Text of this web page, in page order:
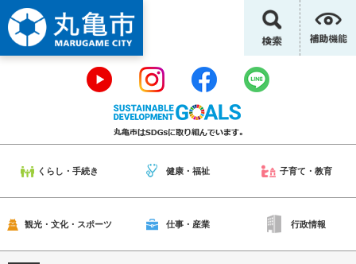
ー
ジ
の
。
ニ
ュ
ー
て
くらし・手続き 健康・福祉 子育て・教育
観光・文化・スポーツ 仕事・産業 行政情報